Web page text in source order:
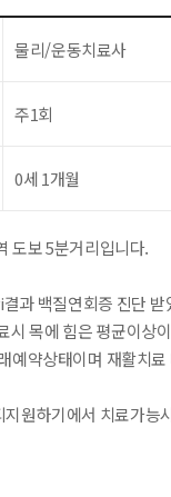
물리/운동치료사
주1회
0세 1개월
도보 5분거리입니다.
과 백질연회증 진단
시 목에 힘은 평균이상
예약상태이며 재활치
원하기에서 치료가능